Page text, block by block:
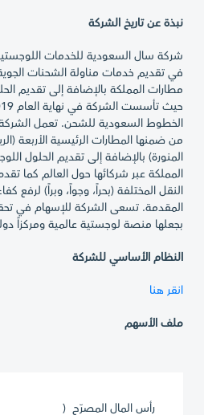
نبذة عن تاريخ الشركة
شركة سال السعودية للخدمات
في تقديم خدمات مناولة الشحنات
مطارات المملكة بالإضافة إلى تقديم
من ضمنها المطارات الرئيسية الأربعة
المنورة) بالإضافة إلى تقديم الحلول
المملكة عبر شركائها حول العالم كما
النقل المختلفة (بحراً، وجواً، وبراً) لرفع
بجعلها منصة لوجستية عالمية ومركزاً
النظام الأساسي للشركة
انقر هنا
ملف الأسهم
رأس المال المصرّح (